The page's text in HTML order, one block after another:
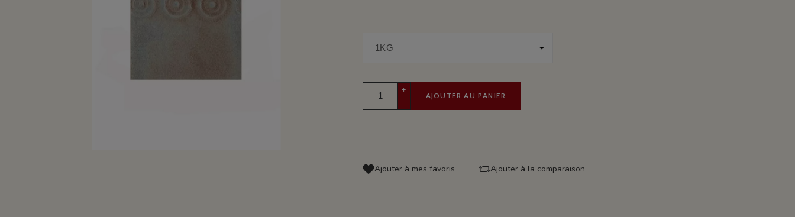
+
-
AJOUTER AU PANIER
Ajouter à mes favoris Ajouter à la comparaison